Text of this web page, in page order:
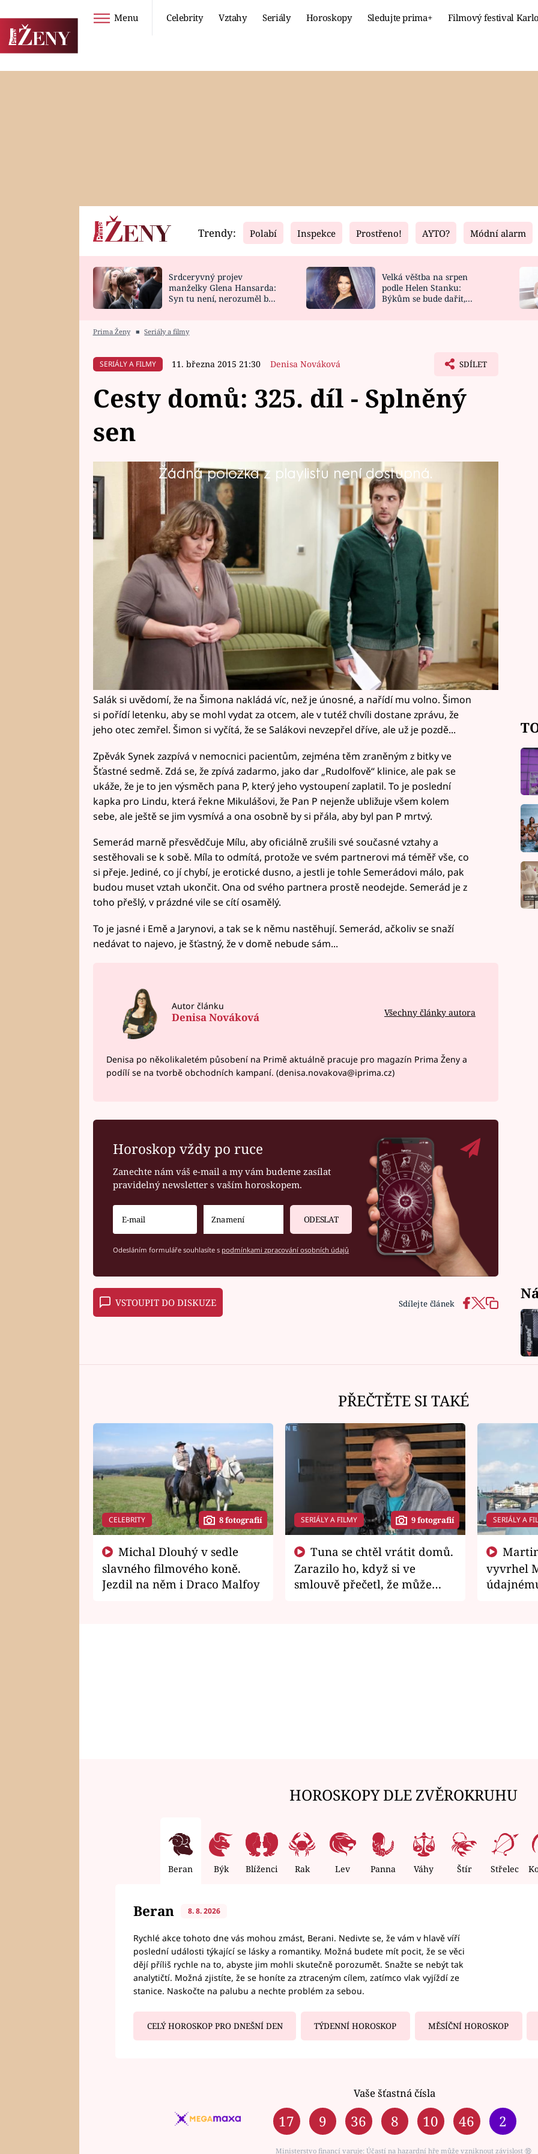
Menu Celebrity Vztahy Seriály Horoskopy Sledujte prima+ Filmový festival
Horoskopy
HOROSKOP NA
Video
CELEBRITY
VAŘENÍ
Fresh
NOVINKY
VIDEORECEPTY
Living
DESIGN
Trendy: Polabí Inspekce Prostřeno! AYTO? Módní alarm
Srdceryvný projev
manželky Glena Hansarda:
Syn tu není, nerozuměl by
Velká věštba na srpen
podle Helen Stanku:
Býkům se bude dařit,
Prima Ženy ■ Seriály a filmy
SERIÁLY A FILMY 11. března 2015 21:30 Denisa Nováková SDÍLET
Cesty domů: 325. díl - Splněný
sen
Žádná položka z playlistu není dostupná.
Cesty domů: 325. díl - Splněný sen
Salák si uvědomí, že na Šimona nakládá víc, než je únosné, a nařídí mu volno. Šimon
si pořídí letenku, aby se mohl vydat za otcem, ale v tutéž chvíli dostane zprávu, že
jeho otec zemřel. Šimon si vyčítá, že se Salákovi nevzepřel dříve, ale už je pozdě...
Zpěvák Synek zazpívá v nemocnici pacientům, zejména těm zraněným z bitky ve
Šťastné sedmě. Zdá se, že zpívá zadarmo, jako dar „Rudolfově“ klinice, ale pak se
ukáže, že je to jen výsměch pana P, který jeho vystoupení zaplatil. To je poslední
kapka pro Lindu, která řekne Mikulášovi, že Pan P nejenže ubližuje všem kolem
sebe, ale ještě se jim vysmívá a ona osobně by si přála, aby byl pan P mrtvý.
Semerád marně přesvědčuje Mílu, aby oficiálně zrušili své současné vztahy a
sestěhovali se k sobě. Míla to odmítá, protože ve svém partnerovi má téměř vše, co
si přeje. Jediné, co jí chybí, je erotické dusno, a jestli je tohle Semerádovi málo, pak
budou muset vztah ukončit. Ona od svého partnera prostě neodejde. Semerád je z
toho přešlý, v prázdné vile se cítí osamělý.
To je jasné i Emě a Jarynovi, a tak se k němu nastěhují. Semerád, ačkoliv se snaží
nedávat to najevo, je šťastný, že v domě nebude sám...
Autor článku
Denisa Nováková Všechny články autora
Denisa po několikaletém působení na Primě aktuálně pracuje pro magazín Prima Ženy a
podílí se na tvorbě obchodních kampaní. (denisa.novakova@iprima.cz)
Horoskop vždy po ruce
Zanechte nám váš e-mail a my vám budeme zasílat
pravidelný newsletter s vaším horoskopem.
ODESLAT
Odesláním formuláře souhlasíte s podmínkami zpracování osobních údajů
VSTOUPIT DO DISKUZE Sdílejte článek
PŘEČTĚTE SI TAKÉ
CELEBRITY 8 fotografií
slavného filmového koně.
Jezdil na něm i Draco Malfoy
SERIÁLY A FILMY 9 fotografií
Zarazilo ho, když si ve
smlouvě přečetl, že může
SERIÁLY A
vyvrhel
HOROSKOPY DLE ZVĚROKRUHU
Beran Býk Blíženci Rak Lev Panna Váhy Štír Střelec
Beran 8. 8. 2026
Rychlé akce tohoto dne vás mohou zmást, Berani. Nedivte se, že vám v hlavě víří
poslední události týkající se lásky a romantiky. Možná budete mít pocit, že se věci
dějí příliš rychle na to, abyste jim mohli skutečně porozumět. Snažte se nebýt tak
analytičtí. Možná zjistíte, že se honíte za ztraceným cílem, zatímco vlak vyjíždí ze
stanice. Naskočte na palubu a nechte problém za sebou.
CELÝ HOROSKOP PRO DNEŠNÍ DEN TÝDENNÍ HOROSKOP MĚSÍČNÍ HOROSKOP
Vaše šťastná čísla
17 9 36 8 10 46 2
Ministerstvo financí varuje: Účastí na hazardní hře může vzniknout závislost ⑱